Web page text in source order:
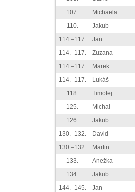
107.
Michaela
110.
Jakub
114.–117.
Jan
114.–117.
Zuzana
114.–117.
Marek
114.–117.
Lukáš
118.
Timotej
125.
Michal
126.
Jakub
130.–132.
David
130.–132.
Martin
133.
Anežka
134.
Jakub
144.–145.
Jan